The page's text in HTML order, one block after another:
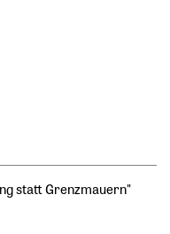
statt Grenzmauern"